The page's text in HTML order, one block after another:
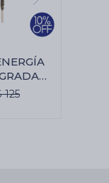
125